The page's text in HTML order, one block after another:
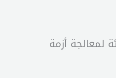
لمعالجة أزمة